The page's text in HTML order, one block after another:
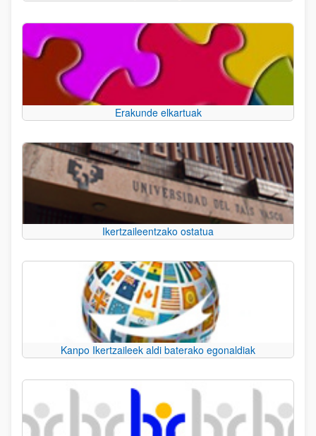
Erakunde elkartuak
Ikertzaileentzako ostatua
Kanpo Ikertzaileek aldi baterako egonaldiak